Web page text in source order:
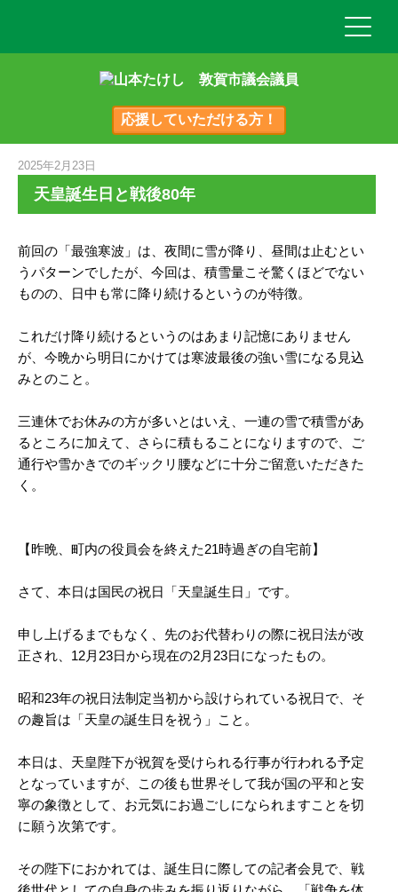
応援していただける方！
2025年2月23日
天皇誕生日と戦後80年
前回の「最強寒波」は、夜間に雪が降り、昼間は止むとい
うパターンでしたが、今回は、積雪量こそ驚くほどでない
ものの、日中も常に降り続けるというのが特徴。
これだけ降り続けるというのはあまり記憶にありません
が、今晩から明日にかけては寒波最後の強い雪になる見込
みとのこと。
三連休でお休みの方が多いとはいえ、一連の雪で積雪があ
るところに加えて、さらに積もることになりますので、ご
通行や雪かきでのギックリ腰などに十分ご留意いただきた
く。
【昨晩、町内の役員会を終えた21時過ぎの自宅前】
さて、本日は国民の祝日「天皇誕生日」です。
申し上げるまでもなく、先のお代替わりの際に祝日法が改
正され、12月23日から現在の2月23日になったもの。
昭和23年の祝日法制定当初から設けられている祝日で、そ
の趣旨は「天皇の誕生日を祝う」こと。
本日は、天皇陛下が祝賀を受けられる行事が行われる予定
となっていますが、この後も世界そして我が国の平和と安
寧の象徴として、お元気にお過ごしになられますことを切
に願う次第です。
その陛下におかれては、誕生日に際しての記者会見で、戦